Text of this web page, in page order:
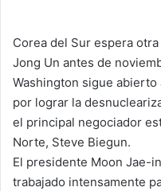
Corea del Sur espera
Jong Un antes de
Washington sigue
por lograr la
el principal negociador
Norte, Steve Biegun.
El presidente Moon Jae-
trabajado intensamente